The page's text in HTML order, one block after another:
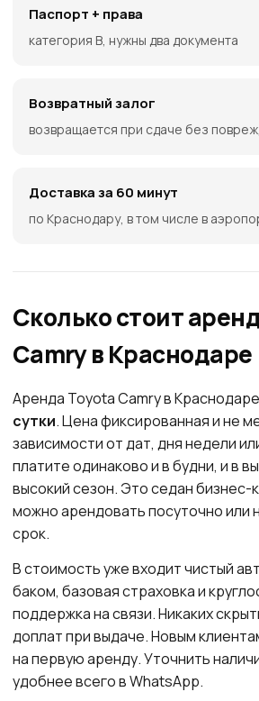
Паспорт + права
категория B, нужны два документа
Возвратный залог
возвращается при сдаче без
Доставка за 60 минут
по Краснодару, в том числе в
Сколько стоит
Camry в Краснодаре
Аренда Toyota Camry в
сутки. Цена фиксированная и не
зависимости от дат, дня недели
платите одинаково и в будни, и в
высокий сезон. Это седан бизнес-
можно арендовать посуточно или
срок.
В стоимость уже входит чистый
баком, базовая страховка и
поддержка на связи. Никаких
доплат при выдаче. Новым
на первую аренду. Уточнить
удобнее всего в WhatsApp.